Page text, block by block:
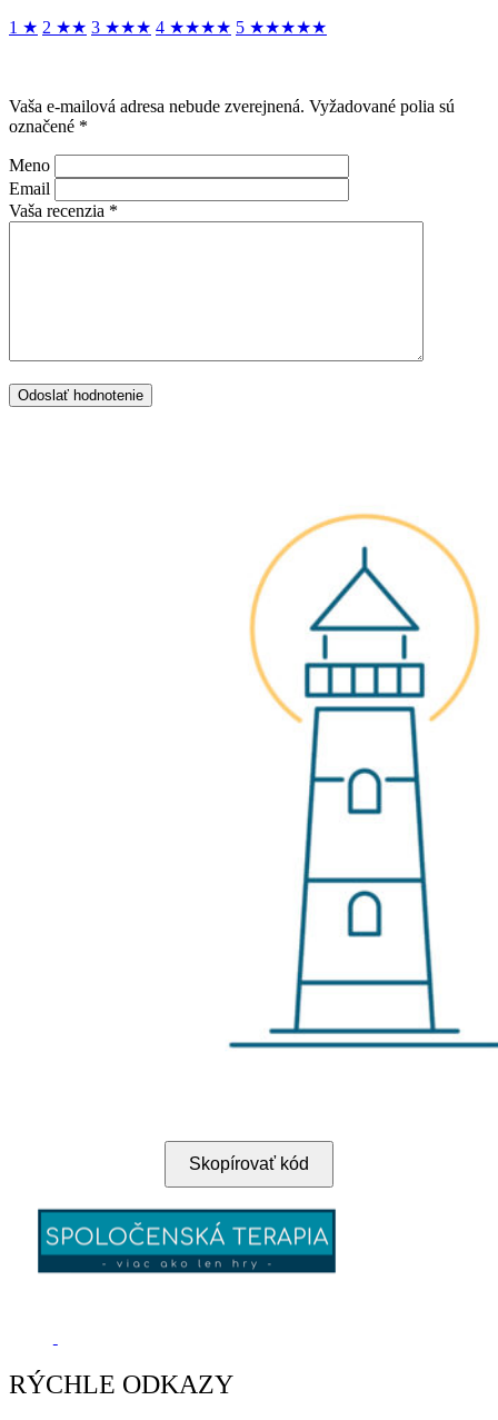
1 ★ 2 ★★ 3 ★★★ 4 ★★★★ 5 ★★★★★
Vaša e-mailová adresa nebude zverejnená. Vyžadované polia sú
označené *
Meno
Email
Vaša recenzia *
Skopírovať kód
RÝCHLE ODKAZY